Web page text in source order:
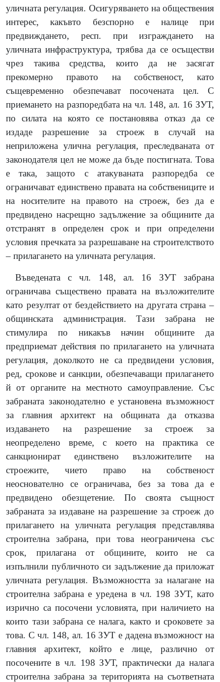
уличната регулация. Осигуряването на обществения
интерес, какъвто безспорно е налице при
предвиждането, респ. при изграждането на
уличната инфраструктура, трябва да се осъществи
чрез такива средства, които да не засягат
прекомерно правото на собственост, като
същевременно обезпечават посочената цел. С
приемането на разпоредбата на чл. 148, ал. 16 ЗУТ,
по силата на която се постановява отказ да се
издаде разрешение за строеж в случай на
неприложена улична регулация, преследваната от
законодателя цел не може да бъде постигната. Това
е така, защото с атакуваната разпоредба се
ограничават единствено правата на собствениците и
на носителите на правото на строеж, без да е
предвидено насрещно задължение за общините да
отстранят в определен срок и при определени
условия пречката за разрешаване на строителството
– прилагането на уличната регулация.
Въведената с чл. 148, ал. 16 ЗУТ забрана
ограничава съществено правата на възложителите
като резултат от бездействието на другата страна –
общинската администрация. Тази забрана не
стимулира по никакъв начин общините да
предприемат действия по прилагането на уличната
регулация, доколкото не са предвидени условия,
ред, срокове и санкции, обезпечаващи прилагането
й от органите на местното самоуправление. Със
забраната законодателно е установена възможност
за главния архитект на общината да отказва
издаването на разрешение за строеж за
неопределено време, с което на практика се
санкционират единствено възложителите на
строежите, чието право на собственост
неоснователно се ограничава, без за това да е
предвидено обезщетение. По своята същност
забраната за издаване на разрешение за строеж до
прилагането на уличната регулация представлява
строителна забрана, при това неограничена със
срок, прилагана от общините, които не са
изпълнили публичното си задължение да приложат
уличната регулация. Възможността за налагане на
строителна забрана е уредена в чл. 198 ЗУТ, като
изрично са посочени условията, при наличието на
които тази забрана се налага, както и сроковете за
това. С чл. 148, ал. 16 ЗУТ е дадена възможност на
главния архитект, който е лице, различно от
посочените в чл. 198 ЗУТ, практически да налага
строителна забрана за територията на съответната